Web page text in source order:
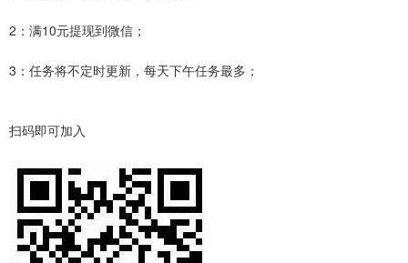
2：满10元提现到微信；
3：任务将不定时更新，每天下午任务最多；
扫码即可加入